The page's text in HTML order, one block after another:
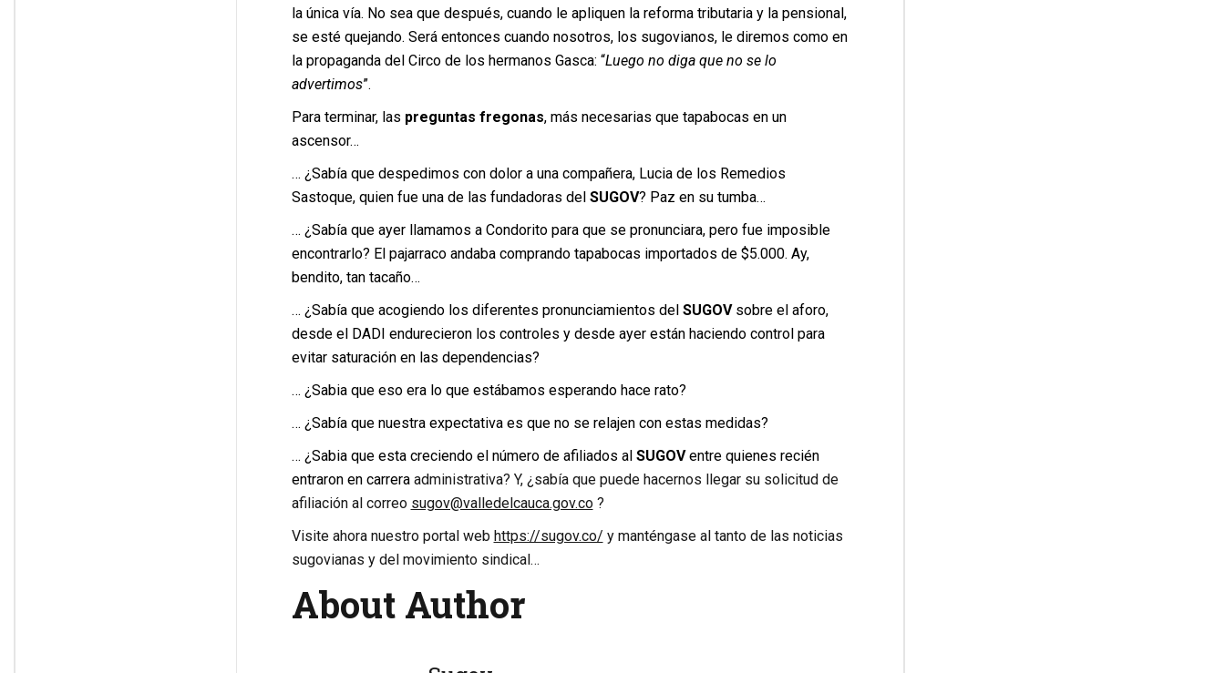
la única vía. No sea que después, cuando le apliquen la reforma tributaria y la pensional,
se esté quejando. Será entonces cuando nosotros, los sugovianos, le diremos como en
la propaganda del Circo de los hermanos Gasca: “Luego no diga que no se lo
advertimos”.
Para terminar, las preguntas fregonas, más necesarias que tapabocas en un
ascensor…
… ¿Sabía que despedimos con dolor a una compañera, Lucia de los Remedios
Sastoque, quien fue una de las fundadoras del SUGOV? Paz en su tumba…
… ¿Sabía que ayer llamamos a Condorito para que se pronunciara, pero fue imposible
encontrarlo? El pajarraco andaba comprando tapabocas importados de $5.000. Ay,
bendito, tan tacaño…
… ¿Sabía que acogiendo los diferentes pronunciamientos del SUGOV sobre el aforo,
desde el DADI endurecieron los controles y desde ayer están haciendo control para
evitar saturación en las dependencias?
… ¿Sabia que eso era lo que estábamos esperando hace rato?
… ¿Sabía que nuestra expectativa es que no se relajen con estas medidas?
… ¿Sabia que esta creciendo el número de afiliados al SUGOVentre quienes recién
entraron en carreraadministrativa? Y, ¿sabía que puede hacernos llegar su solicitud de
afiliación al correo sugov@valledelcauca.gov.co?
Visite ahora nuestro portal web https://sugov.co/ y manténgase al tanto de las noticias
sugovianas y del movimiento sindical…
About Author